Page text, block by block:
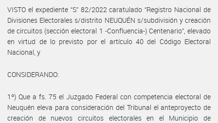
VISTO el expediente “S” 82/2022 caratulado “Registro Nacional de
Divisiones Electorales s/distrito NEUQUÉN s/subdivisión y creación
de circuitos (sección electoral 1 -Confluencia-) Centenario”, elevado
en virtud de lo previsto por el artículo 40 del Código Electoral
Nacional, y
CONSIDERANDO:
1º) Que a fs. 75 el Juzgado Federal con competencia electoral de
Neuquén eleva para consideración del Tribunal el anteproyecto de
creación de nuevos circuitos electorales en el Municipio de